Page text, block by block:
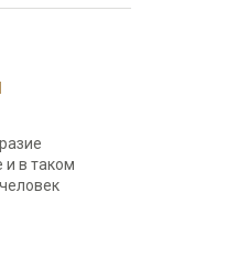
и в таком